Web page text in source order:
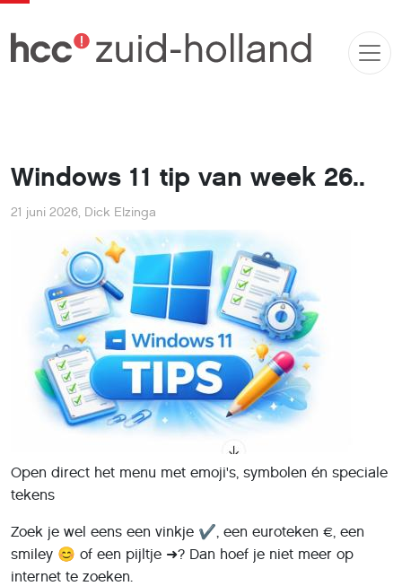
Windows 11 tip van week 26..
21 juni 2026, Dick Elzinga
Open direct het menu met emoji's, symbolen én speciale
tekens
Zoek je wel eens een vinkje ✔, een euroteken €, een
smiley 😊 of een pijltje ➜? Dan hoef je niet meer op
internet te zoeken.